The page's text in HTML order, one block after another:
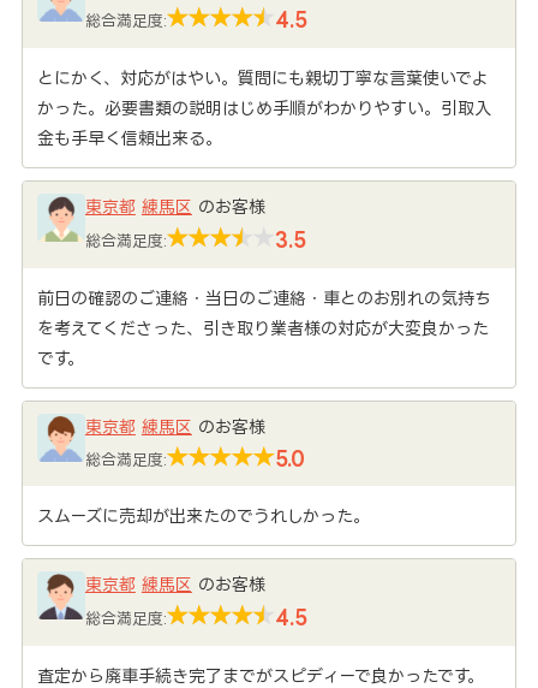
総合満足度: 4.5
とにかく、対応がはやい。質問にも親切丁寧な言葉使いでよ
かった。必要書類の説明はじめ手順がわかりやすい。引取入
金も手早く信頼出来る。
東京都 練馬区 のお客様
総合満足度: 3.5
前日の確認のご連絡・当日のご連絡・車とのお別れの気持ち
を考えてくださった、引き取り業者様の対応が大変良かった
です。
東京都 練馬区 のお客様
総合満足度: 5.0
スムーズに売却が出来たのでうれしかった。
東京都 練馬区 のお客様
総合満足度: 4.5
査定から廃車手続き完了までがスピディーで良かったです。